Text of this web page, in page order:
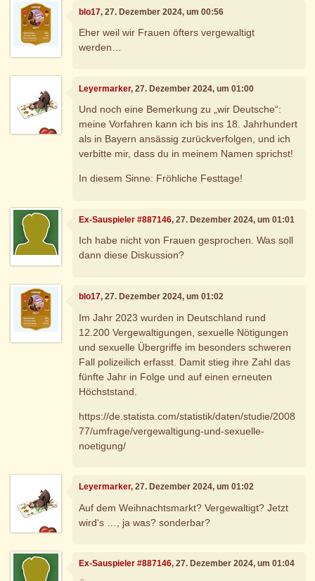
blo17, 27. Dezember 2024, um 00:56
Eher weil wir Frauen öfters vergewaltigt
werden…
Leyermarker, 27. Dezember 2024, um 01:00
Und noch eine Bemerkung zu „wir Deutsche“:
meine Vorfahren kann ich bis ins 18. Jahrhundert
als in Bayern ansässig zurückverfolgen, und ich
verbitte mir, dass du in meinem Namen sprichst!
In diesem Sinne: Fröhliche Festtage!
Ex-Sauspieler #887146, 27. Dezember 2024, um 01:01
Ich habe nicht von Frauen gesprochen. Was soll
dann diese Diskussion?
blo17, 27. Dezember 2024, um 01:02
Im Jahr 2023 wurden in Deutschland rund
12.200 Vergewaltigungen, sexuelle Nötigungen
und sexuelle Übergriffe im besonders schweren
Fall polizeilich erfasst. Damit stieg ihre Zahl das
fünfte Jahr in Folge und auf einen erneuten
Höchststand.
https://de.statista.com/statistik/daten/studie/2008
77/umfrage/vergewaltigung-und-sexuelle-
noetigung/
Leyermarker, 27. Dezember 2024, um 01:02
Auf dem Weihnachtsmarkt? Vergewaltigt? Jetzt
wird‘s …, ja was? sonderbar?
Ex-Sauspieler #887146, 27. Dezember 2024, um 01:04